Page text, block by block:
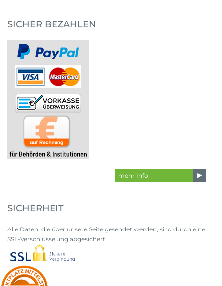
SICHER BEZAHLEN
mehr Info
SICHERHEIT
Alle Daten, die über unsere Seite gesendet werden, sind durch eine
SSL-Verschlüsselung abgesichert!